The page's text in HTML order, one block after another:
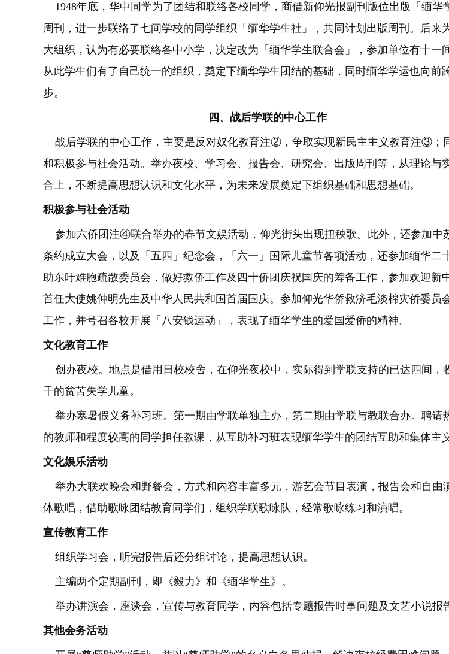
1948年底，华中同学为了团结和联络各校同学，商借新仰光报副刊版位出版「缅华
周刊，进一步联络了七间学校的同学组织「缅华学生社」，共同计划出版周刊。后来
大组织，认为有必要联络各中小学，决定改为「缅华学生联合会」，参加单位有十一
从此学生们有了自己统一的组织，奠定下缅华学生团结的基础，同时缅华学运也向前
步。
四、战后学联的中心工作
战后学联的中心工作，主要是反对奴化教育注②，争取实现新民主主义教育注③；
和积极参与社会活动。举办夜校、学习会、报告会、研究会、出版周刊等，从理论与
合上，不断提高思想认识和文化水平，为未来发展奠定下组织基础和思想基础。
积极参与社会活动
参加六侨团注④联合举办的春节文娱活动，仰光街头出现扭秧歌。此外，还参加中
条约成立大会，以及「五四」纪念会，「六一」国际儿童节各项活动，还参加缅华二
助东吁难胞疏散委员会，做好救侨工作及四十侨团庆祝国庆的筹备工作，参加欢迎新
首任大使姚仲明先生及中华人民共和国首届国庆。参加仰光华侨救济毛淡棉灾侨委员
工作，并号召各校开展「八安钱运动」，表现了缅华学生的爱国爱侨的精神。
文化教育工作
创办夜校。地点是借用日校校舍，在仰光夜校中，实际得到学联支持的已达四间，
千的贫苦失学儿童。
举办寒暑假义务补习班。第一期由学联单独主办，第二期由学联与教联合办。聘请
的教师和程度较高的同学担任教课，从互助补习班表现缅华学生的团结互助和集体主
文化娱乐活动
举办大联欢晚会和野餐会，方式和内容丰富多元，游艺会节目表演，报告会和自由
体歌唱，借助歌咏团结教育同学们，组织学联歌咏队，经常歌咏练习和演唱。
宣传教育工作
组织学习会，听完报告后还分组讨论，提高思想认识。
主编两个定期副刊，即《毅力》和《缅华学生》。
举办讲演会，座谈会，宣传与教育同学，内容包括专题报告时事问题及文艺小说报
其他会务活动